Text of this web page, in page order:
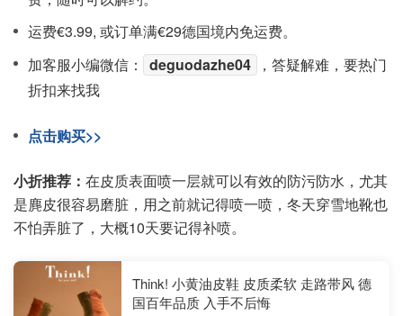
运费€3.99, 或订单满€29德国境内免运费。
加客服小编微信：
deguodazhe04
，答疑解难，要热门
折扣来找我
点击购买>>
小折推荐： 在皮质表面喷一层就可以有效的防污防水，尤其
是麂皮很容易磨脏，用之前就记得喷一喷，冬天穿雪地靴也
不怕弄脏了，大概10天要记得补喷。
Think! 小黄油皮鞋 皮质柔软 走路带风 德
国百年品质 入手不后悔